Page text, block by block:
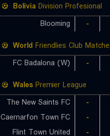
Bolivia Division Profesional
Blooming
-
World Friendlies Club
FC Badalona (W)
-
Wales Premier League
The New Saints FC
-
Caernarfon Town FC
-
Flint Town United
-